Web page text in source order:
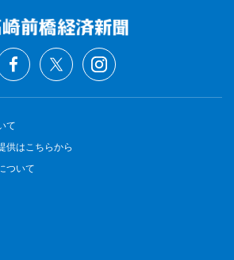
て
供はこちらから
ついて